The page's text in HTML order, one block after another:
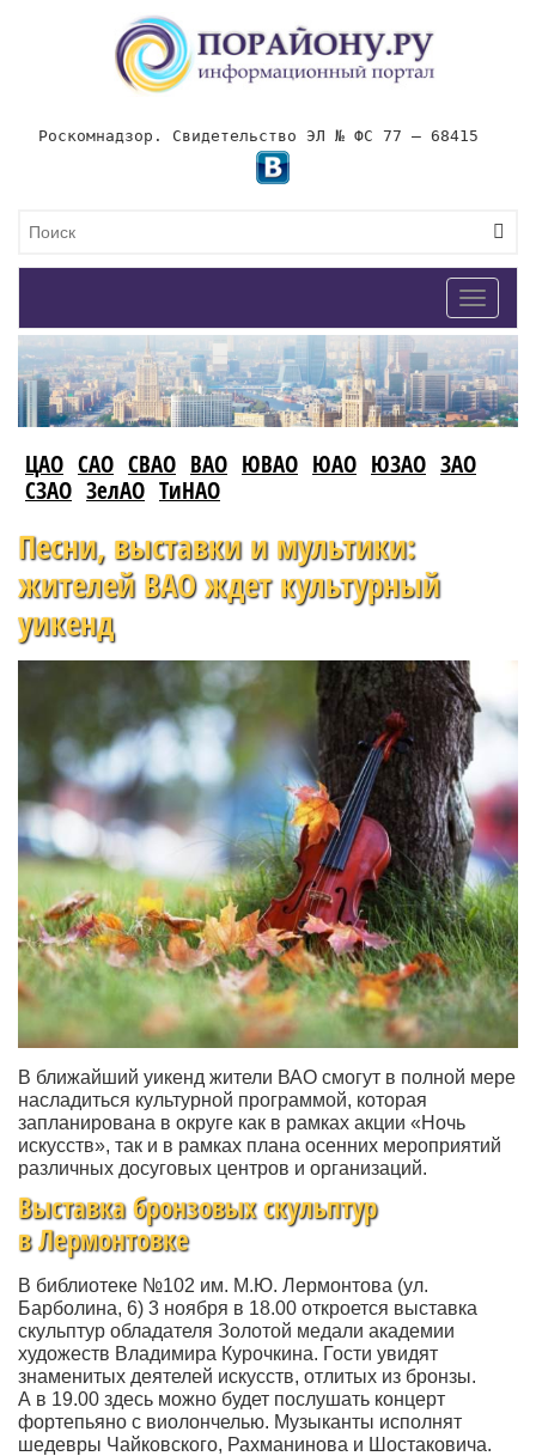
Роскомнадзор. Свидетельство ЭЛ № ФС 77 – 68415
Toggle
ЦАО САО СВАО ВАО ЮВАО ЮАО ЮЗАО ЗАО
СЗАО ЗелАО ТиНАО
Песни, выставки и мультики:
жителей ВАО ждет культурный
уикенд
В ближайший уикенд жители ВАО смогут в полной мере
насладиться культурной программой, которая
запланирована в округе как в рамках акции «Ночь
искусств», так и в рамках плана осенних мероприятий
различных досуговых центров и организаций.
Выставка бронзовых скульптур
в Лермонтовке
В библиотеке №102 им. М.Ю. Лермонтова (ул.
Барболина, 6) 3 ноября в 18.00 откроется выставка
скульптур обладателя Золотой медали академии
художеств Владимира Курочкина. Гости увидят
знаменитых деятелей искусств, отлитых из бронзы.
А в 19.00 здесь можно будет послушать концерт
фортепьяно с виолончелью. Музыканты исполнят
шедевры Чайковского, Рахманинова и Шостаковича.